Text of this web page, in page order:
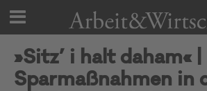
»Sitz’ i halt daham« |
Sparmaßnahmen in